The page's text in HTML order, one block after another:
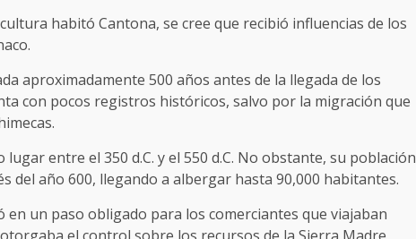
habitó Cantona, se cree que recibió influencias de los
aproximadamente 500 años antes de la llegada de los
con pocos registros históricos, salvo por la migración que
entre el 350 d.C. y el 550 d.C. No obstante, su población
del año 600, llegando a albergar hasta 90,000 habitantes.
un paso obligado para los comerciantes que viajaban